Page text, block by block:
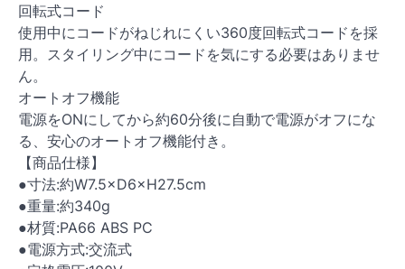
回転式コード
使用中にコードがねじれにくい360度回転式コードを採
用。スタイリング中にコードを気にする必要はありませ
ん。
オートオフ機能
電源をONにしてから約60分後に自動で電源がオフにな
る、安心のオートオフ機能付き。
【商品仕様】
●寸法:約W7.5×D6×H27.5cm
●重量:約340g
●材質:PA66 ABS PC
●電源方式:交流式